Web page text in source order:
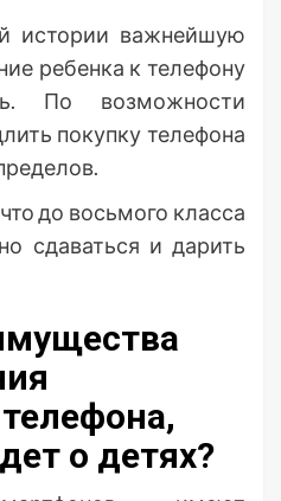
истории важнейшую
ребенка к телефону
По возможности
покупку телефона
до восьмого класса
сдаваться и дарить
о детях?